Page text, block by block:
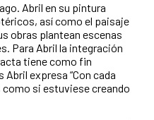
Abril en su pintura
así como el paisaje
obras plantean escenas
Para Abril la integración
tiene como fin
expresa “Con cada
si estuviese creando